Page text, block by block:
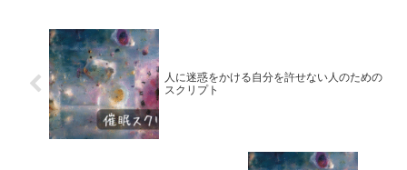
人に迷惑をかける自分を許せない人のための
スクリプト